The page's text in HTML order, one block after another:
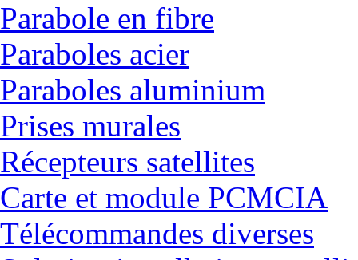
Parabole en fibre
Paraboles acier
Paraboles aluminium
Prises murales
Récepteurs satellites
Carte et module PCMCIA
Télécommandes diverses